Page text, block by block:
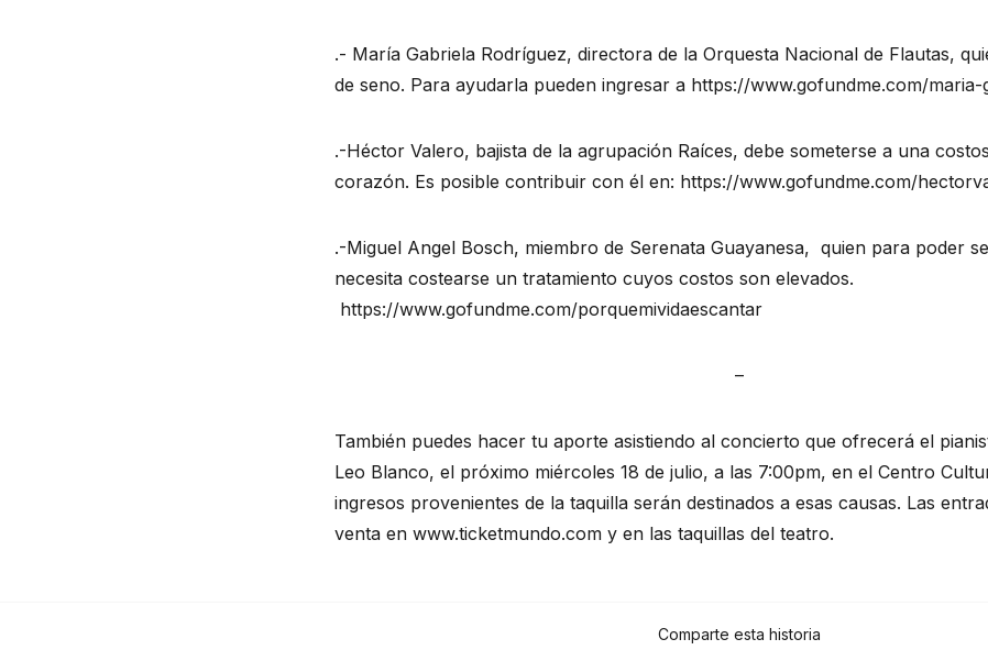
.- María Gabriela Rodríguez, directora de la Orquesta Nacional de Flautas,
de seno. Para ayudarla pueden ingresar a https://www.gofundme.com/
.-Héctor Valero, bajista de la agrupación Raíces, debe someterse a una
corazón. Es posible contribuir con él en: https://www.gofundme.com/
.-Miguel Angel Bosch, miembro de Serenata Guayanesa,  quien para poder
necesita costearse un tratamiento cuyos costos son elevados.
https://www.gofundme.com/porquemividaescantar
–
También puedes hacer tu aporte asistiendo al concierto que ofrecerá el
Leo Blanco, el próximo miércoles 18 de julio, a las 7:00pm, en el Centro
ingresos provenientes de la taquilla serán destinados a esas causas. Las
venta en www.ticketmundo.com y en las taquillas del teatro.
Comparte esta historia